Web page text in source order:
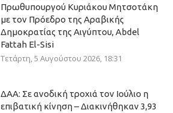
Πρωθυπουργού Κυριάκου Μητσοτάκη
με τον Πρόεδρο της Αραβικής
Δημοκρατίας της Αιγύπτου, Abdel
Fattah El-Sisi
Τετάρτη, 5 Αυγούστου 2026, 18:31
ΔΑΑ: Σε ανοδική τροχιά τον Ιούλιο η
επιβατική κίνηση – Διακινήθηκαν 3,93